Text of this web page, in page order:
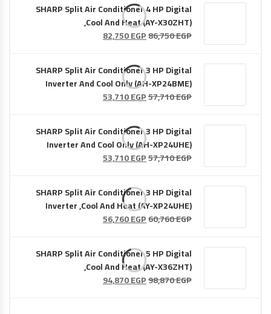
SHARP Split Air Conditioner 4 HP Digital
,Cool And Heat (AY-X30ZHT)
86,750EGP
السعر
هو:
86,750 EGP.
82,750EGP
82,750 EGP.
SHARP Split Air Conditioner 3 HP Digital
Inverter And Cool Only (AH-XP24BME)
57,710EGP
السعر
هو:
57,710 EGP.
53,710EGP
السعر
53,710 EGP.
SHARP Split Air Conditioner 3 HP Digital
Inverter And Cool Only (AH-XP24UHE)
57,710EGP
السعر
هو:
57,710 EGP.
53,710EGP
السعر
53,710 EGP.
SHARP Split Air Conditioner 3 HP Digital
Inverter ,Cool And Heat (AY-XP24UHE)
60,760EGP
السعر
هو:
60,760 EGP.
56,760EGP
السعر
56,760 EGP.
SHARP Split Air Conditioner 5 HP Digital
,Cool And Heat (AY-X36ZHT)
98,870EGP
السعر94,870EGP